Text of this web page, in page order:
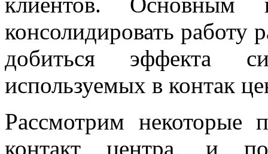
консолидировать работу
добиться эффекта
используемых в контак
Рассмотрим некоторые
контакт центра, и